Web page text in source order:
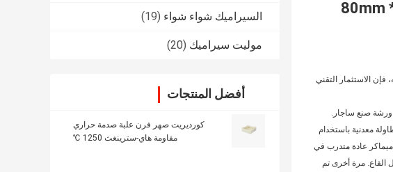
السيراميك شواء شواء (19)
موليت سيراميك (20)
أفضل المنتجات
كورديريت صهر فرن علبة صدمة حراري
مقاومة هاي-سترينغث 1250 ℃
الاستثمار التقني
جعلت الخاصة بهم في ورشة صنع ساجار.
معدنية باستخدام
عادة متدرب في
مرة أخرى تم